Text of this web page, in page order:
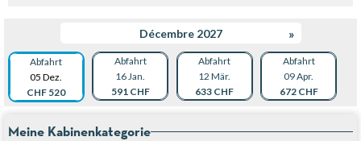
Décembre 2027 »
Abfahrt
05 Dez.
CHF 520
Abfahrt
16 Jan.
591 CHF
Abfahrt
12 Mär.
633 CHF
Abfahrt
09 Apr.
672 CHF
Meine Kabinenkategorie